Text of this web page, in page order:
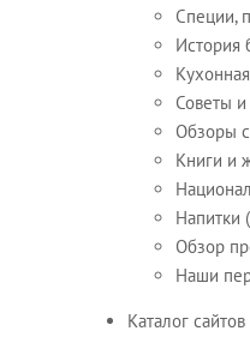
Специи,
История
Советы
Обзоры
Книги и
Напитки
Обзор
Наши
Каталог сайтов